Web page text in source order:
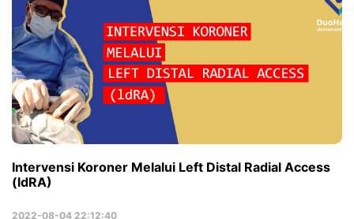
Intervensi Koroner Melalui Left Distal Radial Access
(ldRA)
2022-08-04 22:12:40